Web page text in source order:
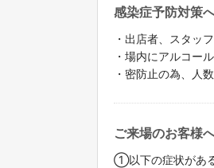
感染症予防対策
・出店者、スタッ
・場内にアルコー
・密防止の為、人
ご来場のお客様
①以下の症状があ